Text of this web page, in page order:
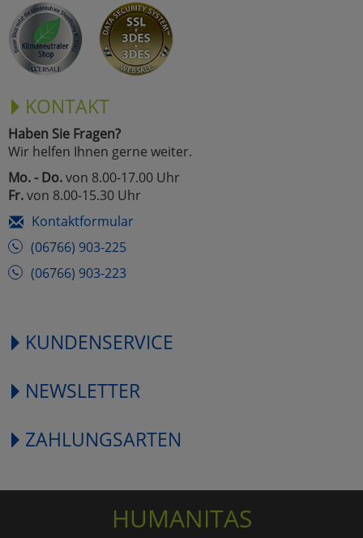
KONTAKT
Haben Sie Fragen?
Wir helfen Ihnen gerne weiter.
Mo. - Do.von 8.00-17.00 Uhr
Fr.von 8.00-15.30 Uhr
Kontaktformular
(06766) 903-225
(06766) 903-223
KUNDENSERVICE
NEWSLETTER
ZAHLUNGSARTEN
HUMANITAS